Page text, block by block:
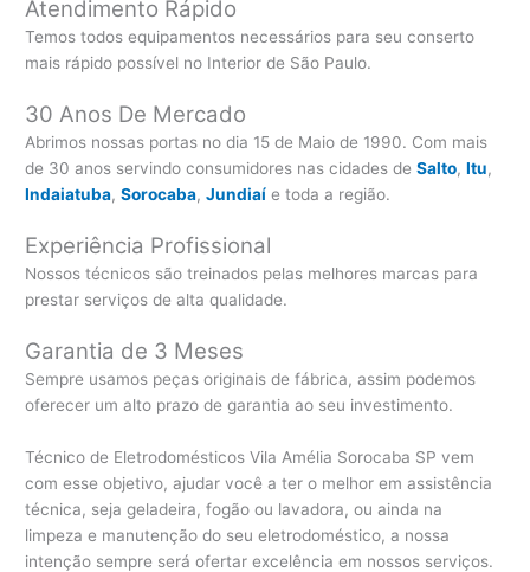
Atendimento Rápido
Temos todos equipamentos necessários para seu conserto
mais rápido possível no Interior de São Paulo.
30 Anos De Mercado
Abrimos nossas portas no dia 15 de Maio de 1990. Com mais
de 30 anos servindo consumidores nas cidades deSalto,Itu,
Indaiatuba,Sorocaba,Jundiaí e toda a região.
Experiência Profissional
Nossos técnicos são treinados pelas melhores marcas para
prestar serviços de alta qualidade.
Garantia de 3 Meses
Sempre usamos peças originais de fábrica, assim podemos
oferecer um alto prazo de garantia ao seu investimento.
Técnico de Eletrodomésticos Vila Amélia Sorocaba SP vem
com esse objetivo, ajudar você a ter o melhor em assistência
técnica, seja geladeira, fogão ou lavadora, ou ainda na
limpeza e manutenção do seu eletrodoméstico, a nossa
intenção sempre será ofertar excelência em nossos serviços.